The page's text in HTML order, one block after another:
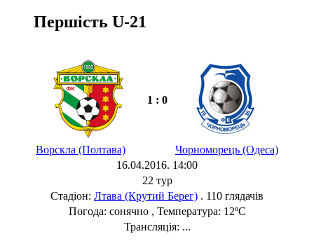
Першість U-21
1 : 0
Ворскла (Полтава)
Чорноморець (Одеса)
16.04.2016. 14:00
22 тур
Стадіон: Лтава (Крутий Берег) . 110 глядачів
Погода: сонячно , Температура: 12ºC
Трансляція: ...